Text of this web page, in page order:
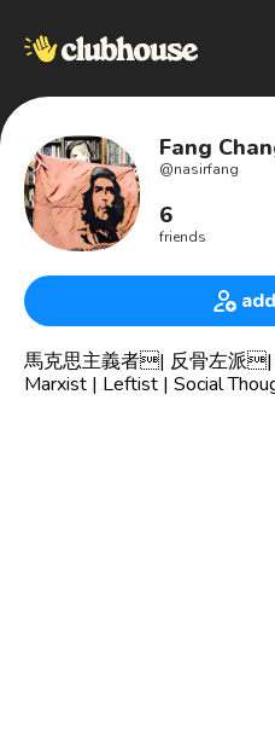
Fang
@nasirfang
6
friends
馬克思主義者| 反骨左派|
Marxist | Leftist | Social